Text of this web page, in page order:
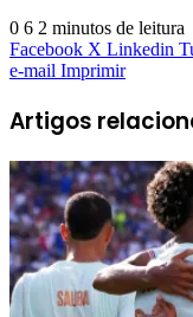
0 6 2 minutos de leitura
Facebook X Linkedin
e-mail Imprimir
Artigos